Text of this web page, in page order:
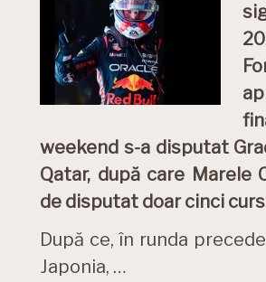
weekend s-a disputat
Qatar, după care Marele
de disputat doar cinci
După ce, în runda
Japonia, …